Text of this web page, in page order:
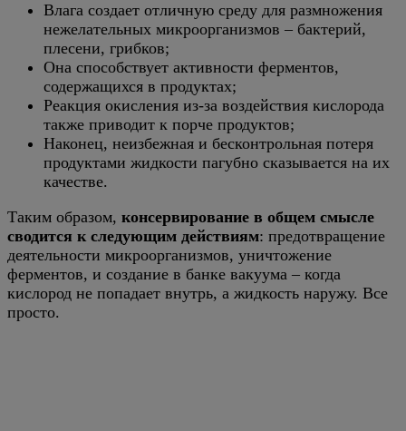
Влага создает отличную среду для размножения
нежелательных микроорганизмов – бактерий,
плесени, грибков;
Она способствует активности ферментов,
содержащихся в продуктах;
Реакция окисления из-за воздействия кислорода
также приводит к порче продуктов;
Наконец, неизбежная и бесконтрольная потеря
продуктами жидкости пагубно сказывается на их
качестве.
Таким образом, консервирование в общем смысле
сводится к следующим действиям: предотвращение
деятельности микроорганизмов, уничтожение
ферментов, и создание в банке вакуума – когда
кислород не попадает внутрь, а жидкость наружу. Все
просто.